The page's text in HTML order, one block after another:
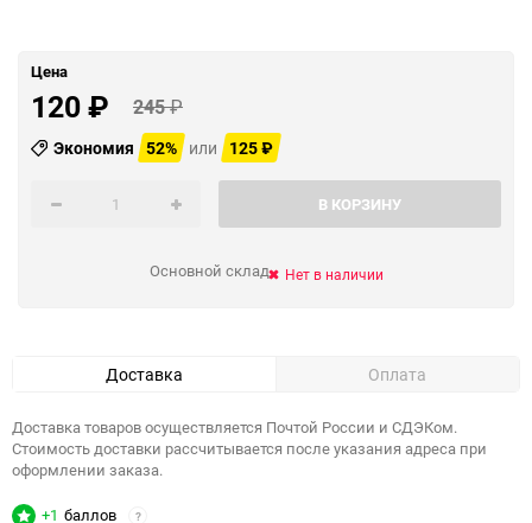
Цена
120₽ 245₽
Экономия 52% или 125₽
В КОРЗИНУ
Основной склад Нет в наличии
Доставка Оплата
Доставка товаров осуществляется Почтой России и СДЭКом.
Стоимость доставки рассчитывается после указания адреса при
оформлении заказа.
+1 баллов ?